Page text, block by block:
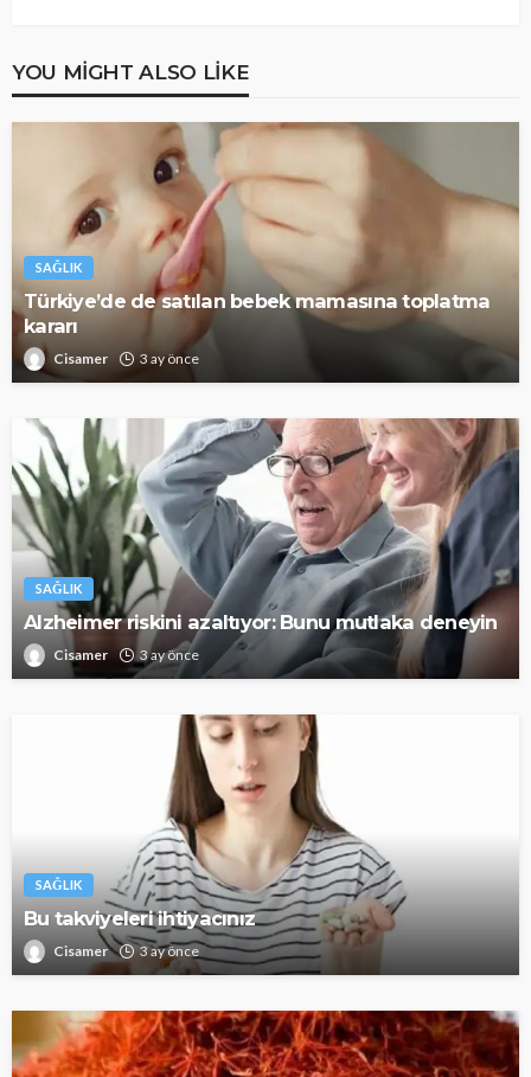
YOU MIGHT ALSO LIKE
SAĞLIK
Türkiye’de de satılan bebek mamasına toplatma
kararı
Cisamer 3 ay önce
SAĞLIK
Alzheimer riskini azaltıyor: Bunu mutlaka deneyin
Cisamer 3 ay önce
SAĞLIK
Bu takviyeleri ihtiyacınız
Cisamer 3 ay önce